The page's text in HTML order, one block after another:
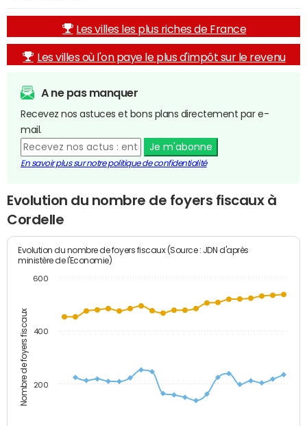
Les villes les plus riches de France
Les villes où l'on paye le plus d'impôt sur le revenu
A ne pas manquer
Recevez nos astuces et bons plans directement par e-
mail.
Je m'abonne
En savoir plus sur notre politique de confidentialité
Evolution du nombre de foyers fiscaux à
Cordelle
Nombre de foyers fiscaux
Evolution du nombre de foyers fiscaux (Source : JDN d'après
ministère de l'Economie)
200
400
600